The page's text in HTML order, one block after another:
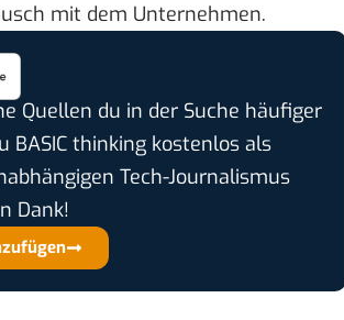
mit dem Unternehmen.
Quellen du in der Suche häufiger
thinking kostenlos als
Tech-Journalismus
Dank!